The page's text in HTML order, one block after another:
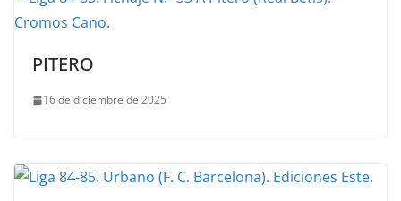
PITERO
16 de diciembre de 2025